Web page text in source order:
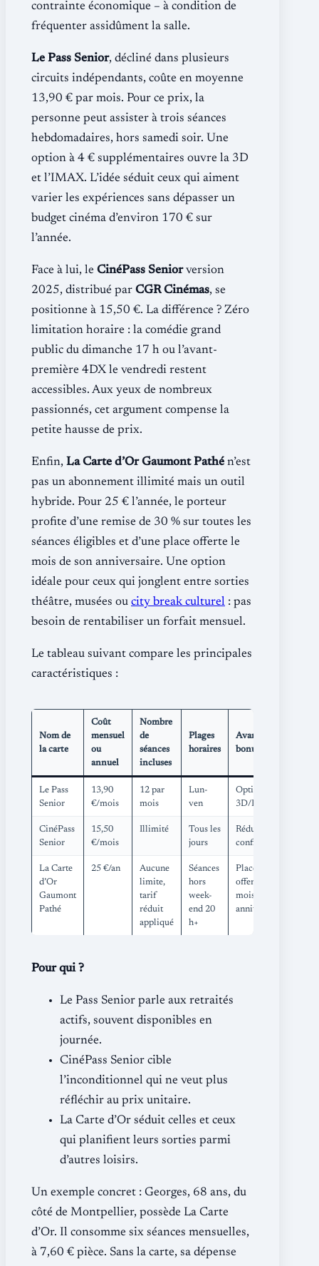
contrainte économique – à condition de
fréquenter assidûment la salle.
Le Pass Senior, décliné dans plusieurs
circuits indépendants, coûte en moyenne
13,90 € par mois. Pour ce prix, la
personne peut assister à trois séances
hebdomadaires, hors samedi soir. Une
option à 4 € supplémentaires ouvre la 3D
et l’IMAX. L’idée séduit ceux qui aiment
varier les expériences sans dépasser un
budget cinéma d’environ 170 € sur
l’année.
Face à lui, le CinéPass Seniorversion
2025, distribué par CGR Cinémas, se
positionne à 15,50 €. La différence ? Zéro
limitation horaire : la comédie grand
public du dimanche 17 h ou l’avant-
première 4DX le vendredi restent
accessibles. Aux yeux de nombreux
passionnés, cet argument compense la
petite hausse de prix.
Enfin, La Carte d’Or Gaumont Pathé n’est
pas un abonnement illimité mais un outil
hybride. Pour 25 € l’année, le porteur
profite d’une remise de 30 % sur toutes les
séances éligibles et d’une place offerte le
mois de son anniversaire. Une option
idéale pour ceux qui jonglent entre sorties
théâtre, musées ou city break culturel : pas
besoin de rentabiliser un forfait mensuel.
Le tableau suivant compare les principales
caractéristiques :
Nom de
la carte
Coût
mensuel
ou
annuel
Nombre
de
séances
incluses
Plages
horaires
Avantages
bonus
Le Pass
Senior
13,90
€/mois
12 par
mois
Lun-
ven
Option
3D/IMAX
CinéPass
Senior
15,50
€/mois
Illimité
Tous les
jours
Réductions
confiserie
La Carte
d’Or
Gaumont
Pathé
25 €/an
Aucune
limite,
tarif
réduit
appliqué
Séances
hors
week-
end 20
h+
Place
offerte le
mois
anniversaire
Pour qui ?
Le Pass Senior parle aux retraités
actifs, souvent disponibles en
journée.
CinéPass Senior cible
l’inconditionnel qui ne veut plus
réfléchir au prix unitaire.
La Carte d’Or séduit celles et ceux
qui planifient leurs sorties parmi
d’autres loisirs.
Un exemple concret : Georges, 68 ans, du
côté de Montpellier, possède La Carte
d’Or. Il consomme six séances mensuelles,
à 7,60 € pièce. Sans la carte, sa dépense